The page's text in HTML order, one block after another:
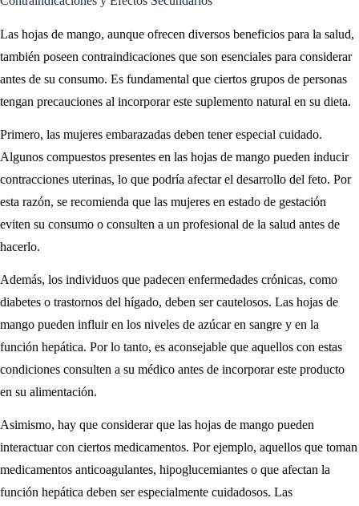
Las hojas de mango, aunque ofrecen diversos beneficios para la salud,
también poseen contraindicaciones que son esenciales para considerar
antes de su consumo. Es fundamental que ciertos grupos de personas
tengan precauciones al incorporar este suplemento natural en su dieta.
Primero, las mujeres embarazadas deben tener especial cuidado.
Algunos compuestos presentes en las hojas de mango pueden inducir
contracciones uterinas, lo que podría afectar el desarrollo del feto. Por
esta razón, se recomienda que las mujeres en estado de gestación
eviten su consumo o consulten a un profesional de la salud antes de
hacerlo.
Además, los individuos que padecen enfermedades crónicas, como
diabetes o trastornos del hígado, deben ser cautelosos. Las hojas de
mango pueden influir en los niveles de azúcar en sangre y en la
función hepática. Por lo tanto, es aconsejable que aquellos con estas
condiciones consulten a su médico antes de incorporar este producto
en su alimentación.
Asimismo, hay que considerar que las hojas de mango pueden
interactuar con ciertos medicamentos. Por ejemplo, aquellos que toman
medicamentos anticoagulantes, hipoglucemiantes o que afectan la
función hepática deben ser especialmente cuidadosos. Las